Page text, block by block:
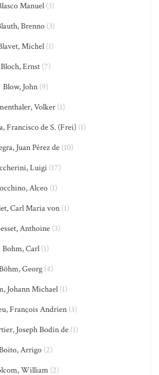
Manuel (3)
Brenno (3)
Michel (1)
Bloch, Ernst (7)
Blow, John (9)
Volker(1)
Francisco de S. (Frei) (1)
Juan Pérez de(10)
Luigi (17)
Alceo(1)
Carl Maria von (1)
Anthoine(3)
Bohm, Carl (1)
Georg(4)
Johann Michael (1)
François Andrien(3)
Joseph Bodin de (1)
Arrigo (2)
William (2)